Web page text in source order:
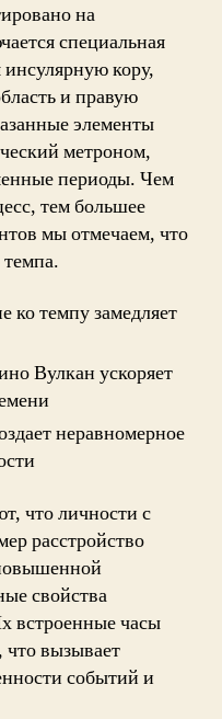
на
специальная
кору,
и правую
элементы
метроном,
периоды. Чем
тем большее
мы отмечаем, что
темпа.
ко темпу замедляет
Вулкан ускоряет
неравномерное
что личности с
расстройство
свойства
встроенные часы
что вызывает
событий и